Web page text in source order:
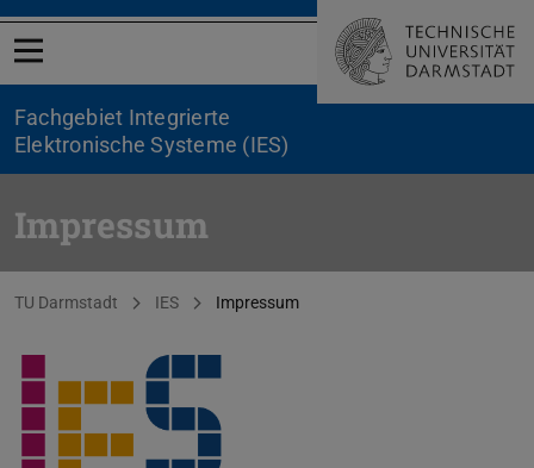
Menü öffnen
Fachgebiet Integrierte
Elektronische Systeme (IES)
Impressum
Sie befinden sich hier:
TU Darmstadt IES Impressum